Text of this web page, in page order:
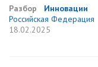
Разбор
Инновации
Российская Федерация
18.02.2025